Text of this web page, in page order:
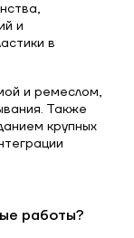
и
в
и ремеслом,
Также
крупных
работы?